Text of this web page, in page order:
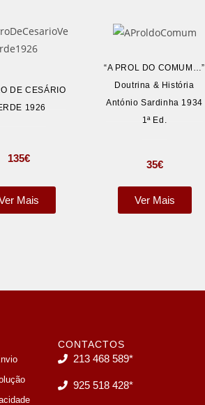
DE CESÁRIO
1926
135€
Mais
“A PROL DO COMUM…”
Doutrina & História
António Sardinha 1934
1ª Ed.
35€
Ver Mais
CONTACTOS
213 468 589*
925 518 428*